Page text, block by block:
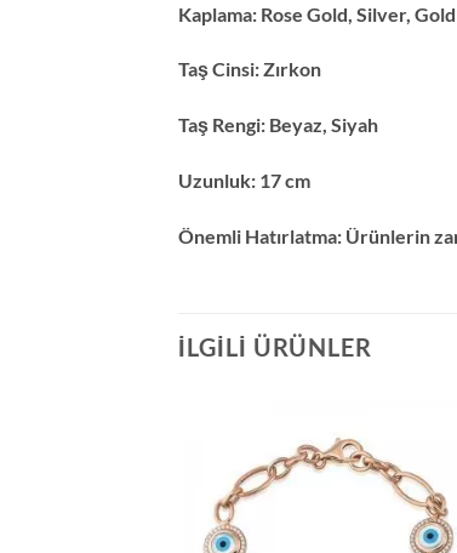
Kaplama: Rose Gold, Silver,
Taş Cinsi:Zırkon
Taş Rengi: Beyaz, Siyah
Uzunluk: 17 cm
Önemli Hatırlatma: Ürünlerin
İLGILI ÜRÜNLER